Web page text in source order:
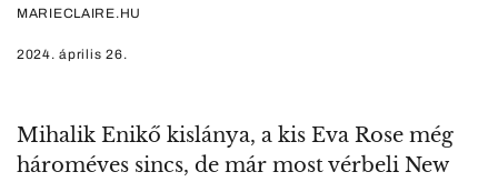
MARIECLAIRE.HU
2024. április 26.
Mihalik Enikő kislánya, a kis Eva Rose még
hároméves sincs, de már most vérbeli New